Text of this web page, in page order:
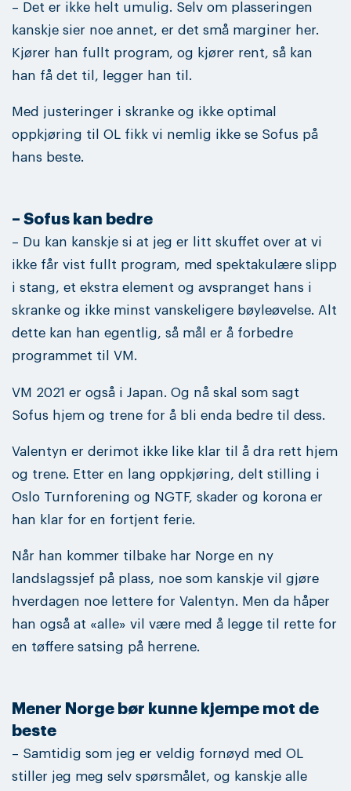
– Det er ikke helt umulig. Selv om plasseringen
kanskje sier noe annet, er det små marginer her.
Kjører han fullt program, og kjører rent, så kan
han få det til, legger han til.
Med justeringer i skranke og ikke optimal
oppkjøring til OL fikk vi nemlig ikke se Sofus på
hans beste.
– Sofus kan bedre
– Du kan kanskje si at jeg er litt skuffet over at vi
ikke får vist fullt program, med spektakulære slipp
i stang, et ekstra element og avspranget hans i
skranke og ikke minst vanskeligere bøyleøvelse. Alt
dette kan han egentlig, så mål er å forbedre
programmet til VM.
VM 2021 er også i Japan. Og nå skal som sagt
Sofus hjem og trene for å bli enda bedre til dess.
Valentyn er derimot ikke like klar til å dra rett hjem
og trene. Etter en lang oppkjøring, delt stilling i
Oslo Turnforening og NGTF, skader og korona er
han klar for en fortjent ferie.
Når han kommer tilbake har Norge en ny
landslagssjef på plass, noe som kanskje vil gjøre
hverdagen noe lettere for Valentyn. Men da håper
han også at «alle» vil være med å legge til rette for
en tøffere satsing på herrene.
Mener Norge bør kunne kjempe mot de
beste
– Samtidig som jeg er veldig fornøyd med OL
stiller jeg meg selv spørsmålet, og kanskje alle